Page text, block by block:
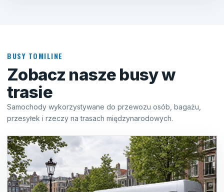
BUSY TOMILINE
Zobacz nasze busy w
trasie
Samochody wykorzystywane do przewozu osób, bagażu,
przesyłek i rzeczy na trasach międzynarodowych.